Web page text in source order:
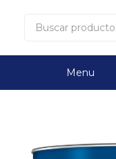
Menu